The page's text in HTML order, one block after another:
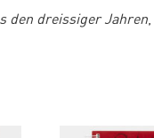
den dreissiger Jahren